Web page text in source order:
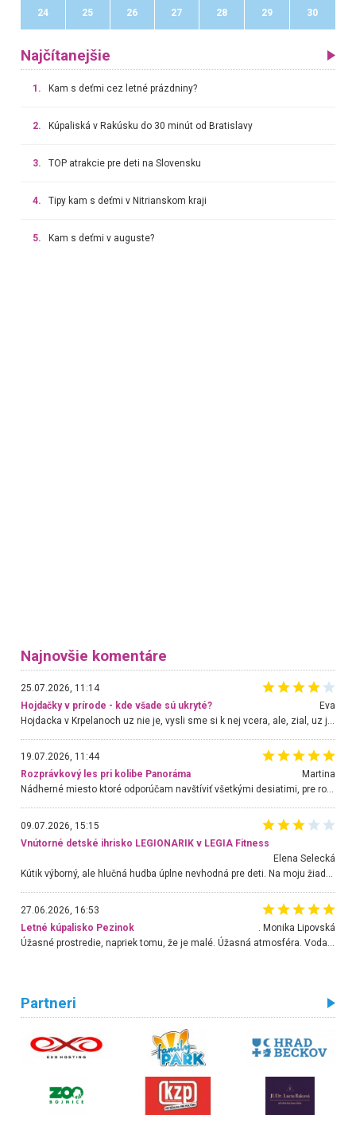
24 25 26 27 28 29 30
Najčítanejšie
1. Kam s deťmi cez letné prázdniny?
2. Kúpaliská v Rakúsku do 30 minút od Bratislavy
3. TOP atrakcie pre deti na Slovensku
4. Tipy kam s deťmi v Nitrianskom kraji
5. Kam s deťmi v auguste?
Najnovšie komentáre
25.07.2026, 11:14
Hojdačky v prírode - kde všade sú ukryté?
Eva
19.07.2026, 11:44
Rozprávkový les pri kolibe Panoráma
Martina
Nádherné miesto ktoré odporúčam navštíviť všetkými desiatimi, pre rodiny s deťmi, dôchodcom... Proste a jednoducho ozaj rozprávkový les.. určite ešte prídeme. Odniesli sme si na pamiatku krásne tričká,
09.07.2026, 15:15
Vnútorné detské ihrisko LEGIONARIK v LEGIA Fitness
Elena Selecká
Kútik výborný, ale hlučná hudba úplne nevhodná pre deti. Na moju žiadosť o aspoň sušenie nereagovali.
27.06.2026, 16:53
Letné kúpalisko Pezinok
. Monika Lipovská
Úžasné prostredie, napriek tomu, že je malé. Úžasná atmosféra. Voda fantastická a nádherná. Ľudí je pomerne veľa, ale su mili a ohľaduplní. Je veľmi zaujímavé sledovať, ako dokážu spolu športovať cudzí ľudia a bez ohľadu na vek. Vládne tu pohoda. Vnuka neviem dostať z vody. Ďakujem za krásny deň . Urcite sa sem vrátim. Jediný problém je s parkovaním, ale aj ten sa mi podarilo vyriešiť. Monika Bratislava
Partneri